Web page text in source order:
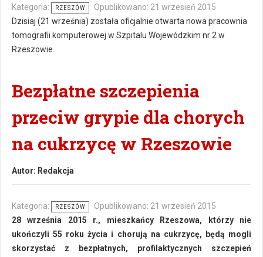
Kategoria: RZESZÓW
Opublikowano: 21 wrzesień 2015
Dzisiaj (21 września) została oficjalnie otwarta nowa pracownia
tomografii komputerowej w Szpitalu Wojewódzkim nr 2 w
Rzeszowie.
Bezpłatne szczepienia
przeciw grypie dla chorych
na cukrzycę w Rzeszowie
Autor: Redakcja
Kategoria: RZESZÓW
Opublikowano: 21 wrzesień 2015
28 września 2015 r., mieszkańcy Rzeszowa, którzy nie
ukończyli 55 roku życia i chorują na cukrzycę, będą mogli
skorzystać z bezpłatnych, profilaktycznych szczepień